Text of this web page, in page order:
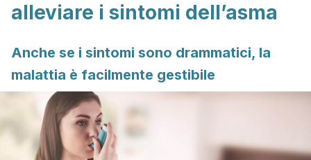
alleviare i sintomi dell’asma
Anche se i sintomi sono drammatici, la
malattia è facilmente gestibile